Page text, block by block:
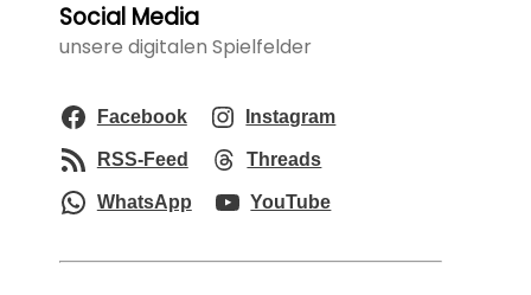
Social Media
unsere digitalen Spielfelder
Facebook Instagram
RSS-Feed Threads
WhatsApp YouTube